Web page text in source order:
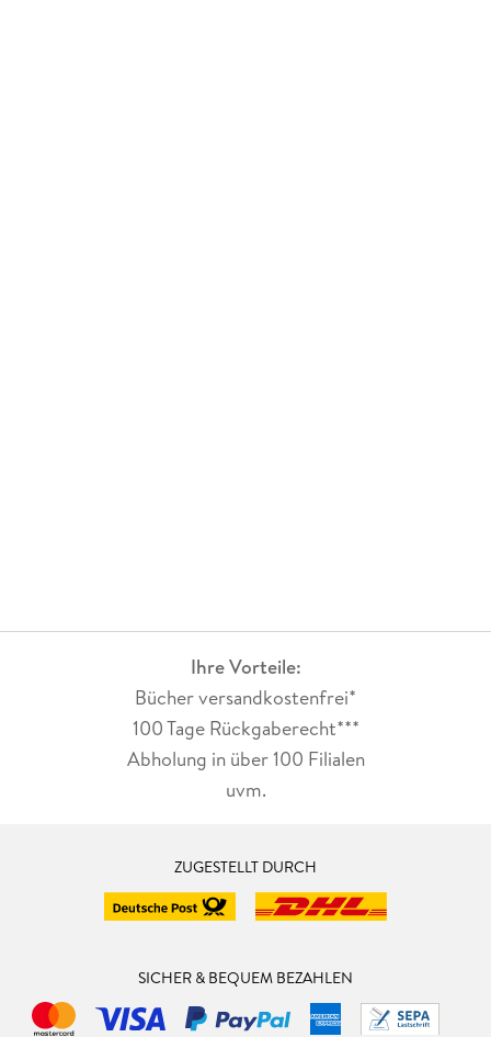
Ihre Vorteile:
Bücher versandkostenfrei*
100 Tage Rückgaberecht***
Abholung in über 100 Filialen
uvm.
ZUGESTELLT DURCH
SICHER & BEQUEM BEZAHLEN